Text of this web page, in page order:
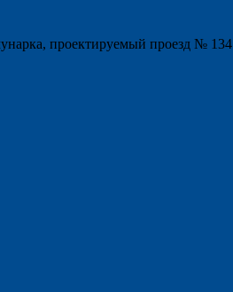
проектируемый проезд № 134